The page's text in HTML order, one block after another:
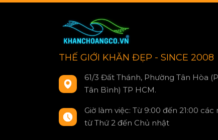
THẾ GIỚI KHĂN ĐẸP - SINCE 2008
61/3 Đất Thánh, Phường Tân Hòa
Tân Bình) TP HCM.
Giờ làm việc: Từ 9:00 đến 21:00
từ Thứ 2 đến Chủ nhật